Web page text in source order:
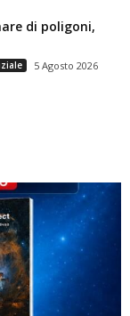
di poligoni,
5 Agosto 2026